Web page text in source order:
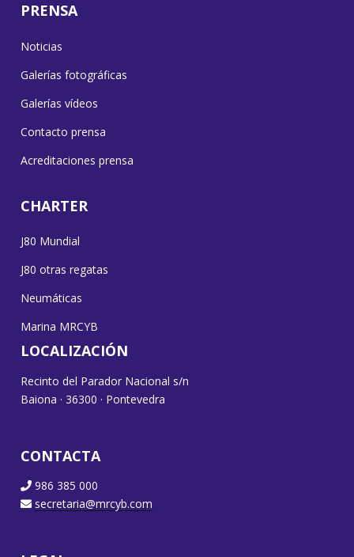
PRENSA
Noticias
Galerías fotográficas
Galerías vídeos
Contacto prensa
Acreditaciones prensa
CHARTER
J80 Mundial
J80 otras regatas
Neumáticas
Marina MRCYB
LOCALIZACIÓN
Recinto del Parador Nacional s/n
Baiona · 36300 · Pontevedra
CONTACTA
986 385 000
secretaria@mrcyb.com